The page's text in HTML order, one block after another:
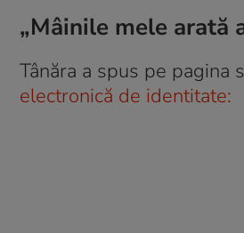
„Mâinile mele arată
Tânăra a spus pe pagina
electronică de identitate: